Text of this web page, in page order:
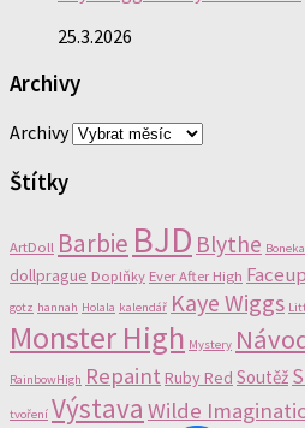
25.3.2026
Archivy
Archivy
Štítky
ArtDoll Barbie BJD Blythe Boneka
dollprague Doplňky Ever After High Faceup
gotz hannah Holala kalendář Kaye Wiggs
Monster High Mystery
RainbowHigh Repaint Ruby Red Soutěž
tvoření Výstava Wilde